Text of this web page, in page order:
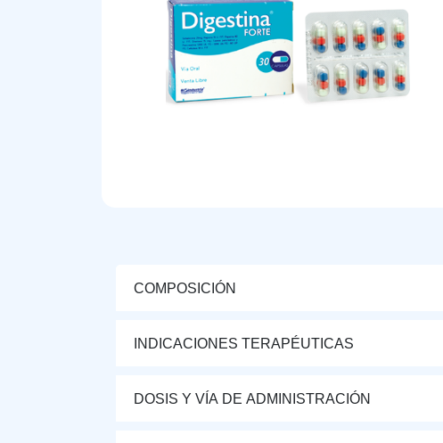
COMPOSICIÓN
INDICACIONES TERAPÉUTICAS
DOSIS Y VÍA DE ADMINISTRACIÓN